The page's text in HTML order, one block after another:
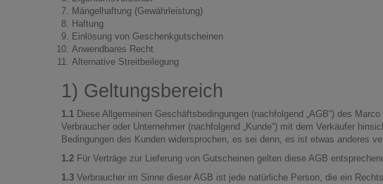
Mängelhaftung (Gewährleistung)
Haftung
Einlösung von Geschenkgutscheinen
Anwendbares Recht
Alternative Streitbeilegung
1) Geltungsbereich
1.1 Diese Allgemeinen Geschäftsbedingungen (nachfolgend „AGB“) des
Verbraucher oder Unternehmer (nachfolgend „Kunde“) mit dem Verkäufer
Bedingungen des Kunden widersprochen, es sei denn, es ist etwas anderes
1.2 Für Verträge zur Lieferung von Gutscheinen gelten diese AGB
1.3 Verbraucher im Sinne dieser AGB ist jede natürliche Person, die ein